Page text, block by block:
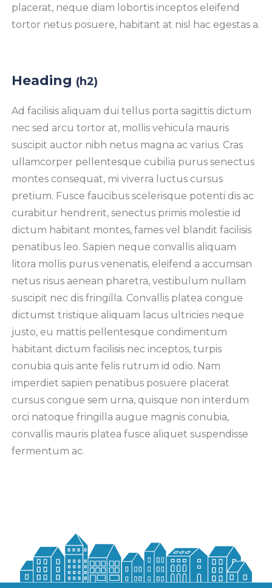
placerat, neque diam lobortis inceptos eleifend
tortor netus posuere, habitant at nisl hac egestas a.
Heading (h2)
Ad facilisis aliquam dui tellus porta sagittis dictum
nec sed arcu tortor at, mollis vehicula mauris
suscipit auctor nibh netus magna ac varius. Cras
ullamcorper pellentesque cubilia purus senectus
montes consequat, mi viverra luctus cursus
pretium. Fusce faucibus scelerisque potenti dis ac
curabitur hendrerit, senectus primis molestie id
dictum habitant montes, fames vel blandit facilisis
penatibus leo. Sapien neque convallis aliquam
litora mollis purus venenatis, eleifend a accumsan
netus risus aenean pharetra, vestibulum nullam
suscipit nec dis fringilla. Convallis platea congue
dictumst tristique aliquam lacus ultricies neque
justo, eu mattis pellentesque condimentum
habitant dictum facilisis nec inceptos, turpis
conubia quis ante felis rutrum id odio. Nam
imperdiet sapien penatibus posuere placerat
cursus congue sem urna, quisque non interdum
orci natoque fringilla augue magnis conubia,
convallis mauris platea fusce aliquet suspendisse
fermentum ac.